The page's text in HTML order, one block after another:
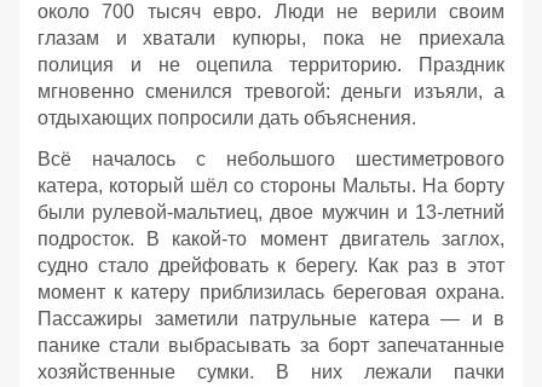
около 700 тысяч евро. Люди не верили своим
глазам и хватали купюры, пока не приехала
полиция и не оцепила территорию. Праздник
мгновенно сменился тревогой: деньги изъяли, а
отдыхающих попросили дать объяснения.
Всё началось с небольшого шестиметрового
катера, который шёл со стороны Мальты. На борту
были рулевой‑мальтиец, двое мужчин и 13‑летний
подросток. В какой‑то момент двигатель заглох,
судно стало дрейфовать к берегу. Как раз в этот
момент к катеру приблизилась береговая охрана.
Пассажиры заметили патрульные катера — и в
панике стали выбрасывать за борт запечатанные
хозяйственные сумки. В них лежали пачки